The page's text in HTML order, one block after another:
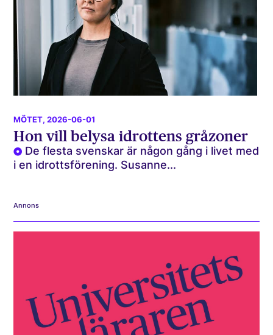
MÖTET, 2026-06-01
Hon vill belysa idrottens gråzoner
De flesta svenskar är någon gång i livet med
i en idrottsförening. Susanne...
Annons